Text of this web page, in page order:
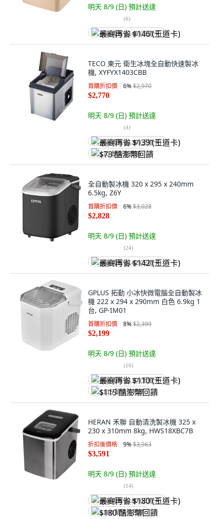
明天 8/9 (日) 預計送達
(6)
最高再省 $146 (王道卡)
TECO 東元 衛生冰塊全自動快速製冰
機, XYFYX1403CBB
首購折扣價 6%$2,970
$2,770
明天 8/9 (日) 預計送達
(4)
最高再省 $139 (王道卡)
$73 酷澎幣回饋
全自動製冰機 320 x 295 x 240mm
6.5kg, Z6Y
首購折扣價 6%$3,028
$2,828
明天 8/9 (日) 預計送達
(24)
最高再省 $142 (王道卡)
GPLUS 拓勤 小冰快微電腦全自動製冰
機 222 x 294 x 290mm 白色 6.9kg 1
台, GP-IM01
首購折扣價 8%$2,399
$2,199
明天 8/9 (日) 預計送達
(16)
最高再省 $110 (王道卡)
$115 酷澎幣回饋
HERAN 禾聯 自動清洗製冰機 325 x
230 x 310mm 8kg, HWS18XBC7B
折扣後價格 9%$3,963
$3,591
明天 8/9 (日) 預計送達
(14)
最高再省 $180 (王道卡)
$180 酷澎幣回饋